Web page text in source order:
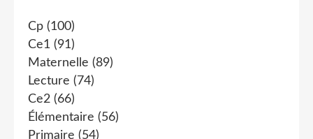
Cp (100)
Ce1 (91)
Maternelle (89)
Lecture (74)
Ce2 (66)
Élémentaire (56)
Primaire (54)